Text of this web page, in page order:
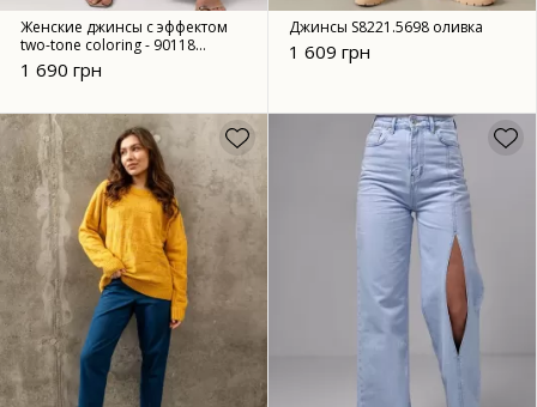
Женские джинсы с эффектом
two-tone coloring - 90118
темно-синий
1 690 грн
Джинсы S8221.5698 оливка
1 609 грн